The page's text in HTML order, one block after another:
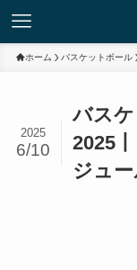
ホーム バスケットボール
バス
2025
ジュ
2025
6/10